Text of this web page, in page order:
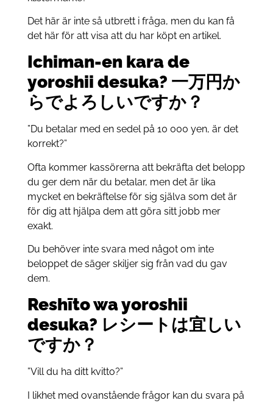
Det här är inte så utbrett i fråga, men du kan få
det här för att visa att du har köpt en artikel.
Ichiman-en kara de
yoroshii desuka? 一万円か
らでよろしいですか？
”Du betalar med en sedel på 10 000 yen, är det
korrekt?”
Ofta kommer kassörerna att bekräfta det belopp
du ger dem när du betalar, men det är lika
mycket en bekräftelse för sig själva som det är
för dig att hjälpa dem att göra sitt jobb mer
exakt.
Du behöver inte svara med något om inte
beloppet de säger skiljer sig från vad du gav
dem.
Reshīto wa yoroshii
desuka? レシートは宜しい
ですか？
”Vill du ha ditt kvitto?”
I likhet med ovanstående frågor kan du svara på